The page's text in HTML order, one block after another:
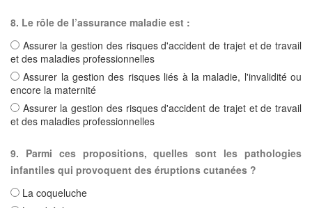
8. Le rôle de l’assurance maladie est :
Assurer la gestion des risques d'accident de trajet et de travail
et des maladies professionnelles
Assurer la gestion des risques liés à la maladie, l'invalidité ou
encore la maternité
Assurer la gestion des risques d'accident de trajet et de travail
et des maladies professionnelles
9. Parmi ces propositions, quelles sont les pathologies
infantiles qui provoquent des éruptions cutanées ?
La coqueluche